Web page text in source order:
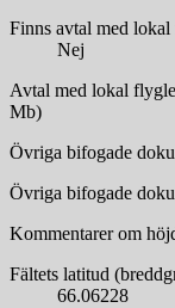
Finns avtal med
Nej
Avtal med lokal
Mb)
Övriga bifogade
Övriga bifogade
Kommentarer om
Fältets latitud
66.06228